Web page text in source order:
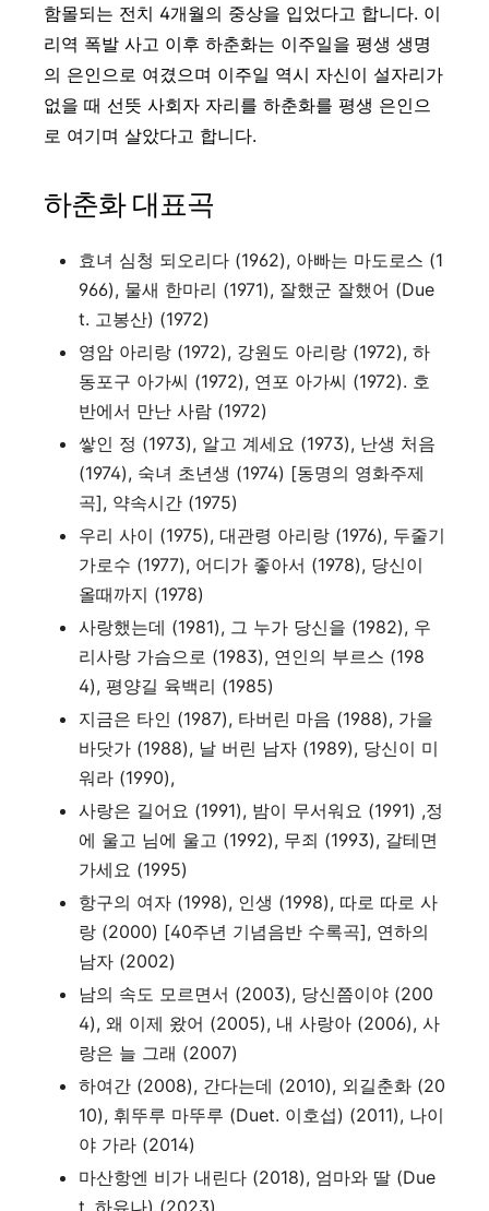
함몰되는 전치 4개월의 중상을 입었다고 합니다. 이
리역 폭발 사고 이후 하춘화는 이주일을 평생 생명
의 은인으로 여겼으며 이주일 역시 자신이 설자리가
없을 때 선뜻 사회자 자리를 하춘화를 평생 은인으
로 여기며 살았다고 합니다.
하춘화 대표곡
효녀 심청 되오리다 (1962), 아빠는 마도로스 (1
966), 물새 한마리 (1971), 잘했군 잘했어 (Due
t. 고봉산) (1972)
영암 아리랑 (1972), 강원도 아리랑 (1972), 하
동포구 아가씨 (1972), 연포 아가씨 (1972). 호
반에서 만난 사람 (1972)
쌓인 정 (1973), 알고 계세요 (1973), 난생 처음
(1974), 숙녀 초년생 (1974) [동명의 영화주제
곡], 약속시간 (1975)
우리 사이 (1975), 대관령 아리랑 (1976), 두줄기
가로수 (1977), 어디가 좋아서 (1978), 당신이
올때까지 (1978)
사랑했는데 (1981), 그 누가 당신을 (1982), 우
리사랑 가슴으로 (1983), 연인의 부르스 (198
4), 평양길 육백리 (1985)
지금은 타인 (1987), 타버린 마음 (1988), 가을
바닷가 (1988), 날 버린 남자 (1989), 당신이 미
워라 (1990),
사랑은 길어요 (1991), 밤이 무서워요 (1991) ,정
에 울고 님에 울고 (1992), 무죄 (1993), 갈테면
가세요 (1995)
항구의 여자 (1998), 인생 (1998), 따로 따로 사
랑 (2000) [40주년 기념음반 수록곡], 연하의
남자 (2002)
남의 속도 모르면서 (2003), 당신쯤이야 (200
4), 왜 이제 왔어 (2005), 내 사랑아 (2006), 사
랑은 늘 그래 (2007)
하여간 (2008), 간다는데 (2010), 외길춘화 (20
10), 휘뚜루 마뚜루 (Duet. 이호섭) (2011), 나이
야 가라 (2014)
마산항엔 비가 내린다 (2018), 엄마와 딸 (Due
t. 하유나) (2023)